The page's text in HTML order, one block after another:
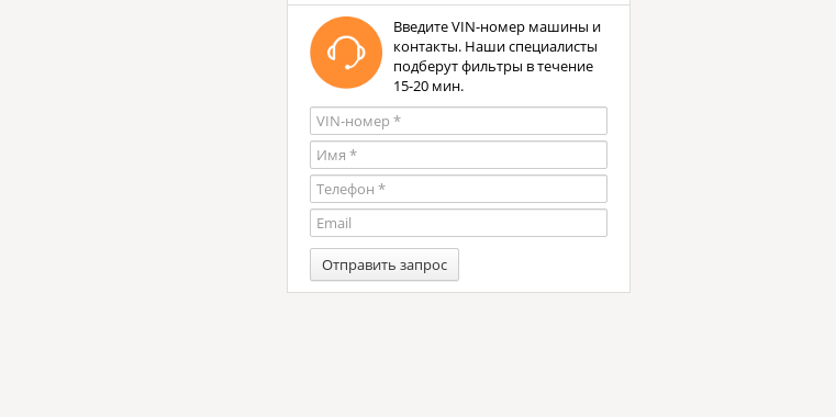
Введите VIN-номер машины и
контакты. Наши специалисты
подберут фильтры в течение
15-20 мин.
Отправить запрос